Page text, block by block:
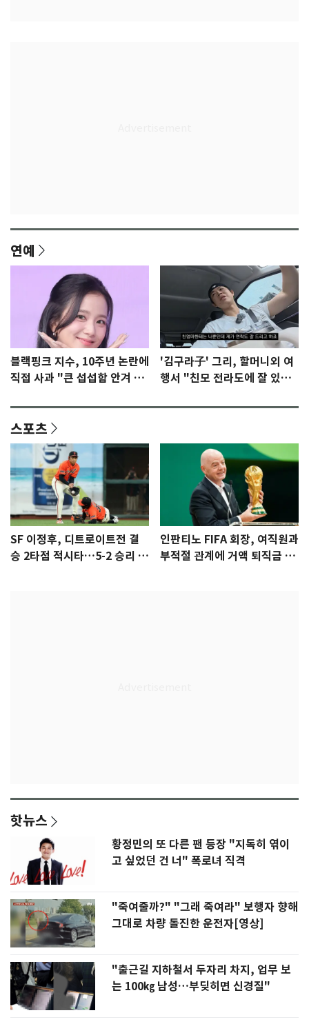
연예
블랙핑크 지수, 10주년 논란에
직접 사과 "큰 섭섭함 안겨 미
'김구라子' 그리, 할머니외 여
행서 "친모 전라도에 잘 있
스포츠
SF 이정후, 디트로이트전 결
승 2타점 적시타…5-2 승리 견
인판티노 FIFA 회장, 여직원과
부적절 관계에 거액 퇴직금 지
핫뉴스
황정민의 또 다른 팬 등장 "지독히 엮이
고 싶었던 건 너" 폭로녀 직격
"죽여줄까?" "그래 죽여라" 보행자 향해
그대로 차량 돌진한 운전자[영상]
"출근길 지하철서 두자리 차지, 업무 보
는 100㎏ 남성…부딪히면 신경질"